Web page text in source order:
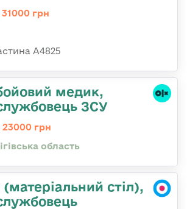
грн
А4825
медик,
ЗСУ
23000 грн
область
стіл),